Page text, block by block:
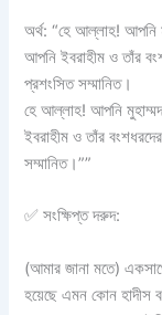
অর্থ: “হে আল্লাহ! আপনি
আপনি ইবরাহীম ও তাঁর
প্রশংসিত সম্মানিত।
হে আল্লাহ! আপনি
ইবরাহীম ও তাঁর
সম্মানিত।””
✅ সংক্ষিপ্ত দরুদ:
(আমার জানা মতে)
হয়েছে এমন কোন হাদীস